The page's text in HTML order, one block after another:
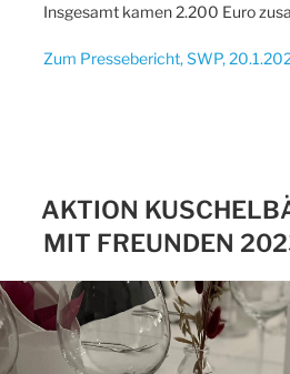
Insgesamt kamen 2.200 Euro
Zum Pressebericht, SWP,
AKTION
MIT FREUNDEN